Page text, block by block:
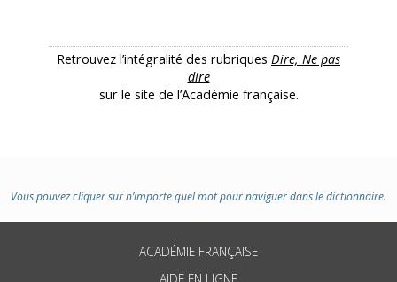
Retrouvez l’intégralité des rubriques Dire, Ne pas
dire
sur le site de l’Académie française.
Vous pouvez cliquer sur n’importe quel mot pour naviguer dans le dictionnaire.
ACADÉMIE FRANÇAISE